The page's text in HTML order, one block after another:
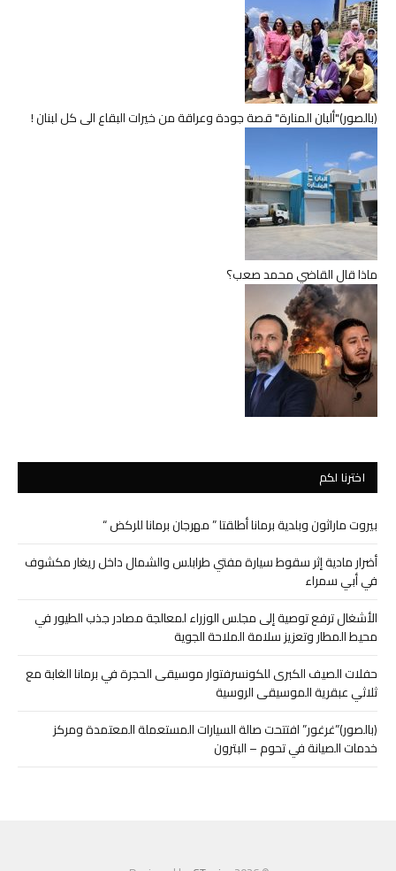
(بالصور)"ألبان المنارة" قصة جودة وعراقة من خيرات البقاع الى كل لبنان !
ماذا قال القاضي محمد صعب؟
اخترنا لكم
بيروت ماراثون وبلدية برمانا أطلقتا ” مهرجان برمانا للركض “
أضرار مادية إثر سقوط سيارة مفتي طرابلس والشمال داخل ريغار مكشوف
في أبي سمراء
الأشغال ترفع توصية إلى مجلس الوزراء لمعالجة مصادر جذب الطيور في
محيط المطار وتعزيز سلامة الملاحة الجوية
حفلات الصيف الكبرى للكونسرفتوار موسيقى الحجرة في برمانا الغابة مع
ثلاثي عبقرية الموسيقى الروسية
(بالصور)”غرغور” افتتحت صالة السيارات المستعملة المعتمدة ومركز
خدمات الصيانة في تحوم – البترون